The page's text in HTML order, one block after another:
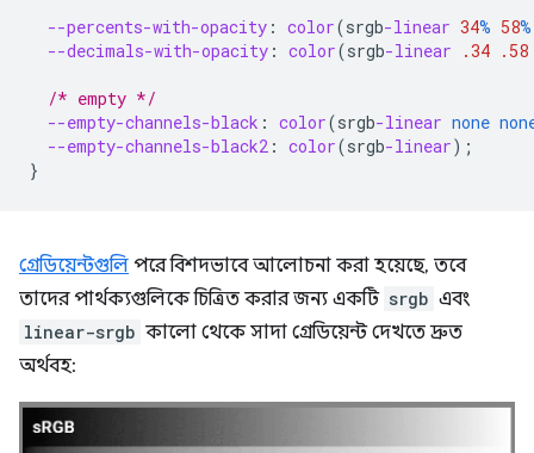
--percents-with-opacity : color(srgb-linear 34% 58%
--decimals-with-opacity : color(srgb-linear .34 .58
/* empty */
--empty-channels-black : color(srgb-linear none
--empty-channels-black2 : color(srgb-linear);
}
গ্রেডিয়েন্টগুলি পরে বিশদভাবে আলোচনা করা হয়েছে, তবে
তাদের পার্থক্যগুলিকে চিত্রিত করার জন্য একটি srgb এবং
linear-srgb কালো থেকে সাদা গ্রেডিয়েন্ট দেখতে দ্রুত
অর্থবহ: